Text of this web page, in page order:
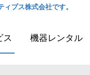
プス株式会社です。
ス 機器レンタル